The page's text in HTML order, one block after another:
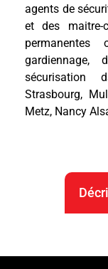
agents de
et des
permanentes
gardiennage,
sécurisation
Strasbourg,
Metz, Nancy